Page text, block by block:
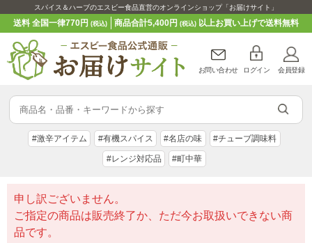
スパイス＆ハーブのエスビー食品直営のオンラインショップ「お届けサイト」
送料 全国一律770円(税込) 商品合計5,400円 (税込)以上お買い上げで送料無料
お問い合わせ ログイン 会員登録
#激辛アイテム #有機スパイス #名店の味 #チューブ調味料
#レンジ対応品 #町中華
申し訳ございません。
ご指定の商品は販売終了か、ただ今お取扱いできない商
品です。